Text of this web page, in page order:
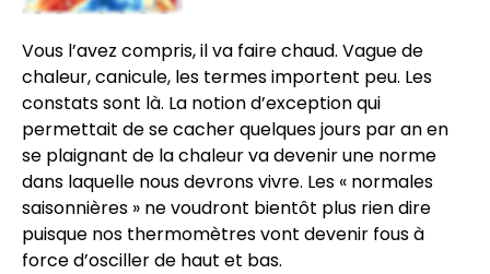
Vous l’avez compris, il va faire chaud. Vague de
chaleur, canicule, les termes importent peu. Les
constats sont là. La notion d’exception qui
permettait de se cacher quelques jours par an en
se plaignant de la chaleur va devenir une norme
dans laquelle nous devrons vivre. Les « normales
saisonnières » ne voudront bientôt plus rien dire
puisque nos thermomètres vont devenir fous à
force d’osciller de haut et bas.